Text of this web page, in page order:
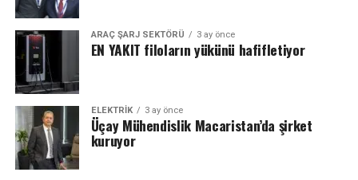
ARAÇ ŞARJ SEKTÖRÜ 3 ay önce
EN YAKIT filoların yükünü hafifletiyor
ELEKTRİK 3 ay önce
Üçay Mühendislik Macaristan’da şirket
kuruyor